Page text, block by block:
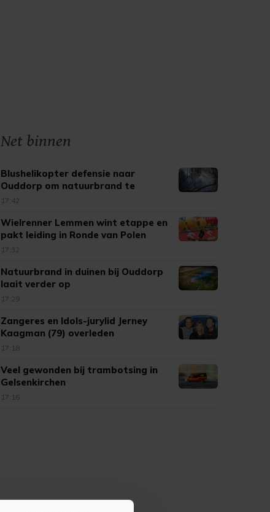
Net binnen
Blushelikopter defensie naar
Ouddorp om natuurbrand te
bestrijden
17:42
Wielrenner Lemmen wint etappe en
pakt leiding in Ronde van Polen
17:32
Natuurbrand in duinen bij Ouddorp
laait verder op
17:29
Zangeres en Idols-jurylid Jerney
Kaagman (79) overleden
17:18
Veel gewonden bij trambotsing in
Gelsenkirchen
17:16